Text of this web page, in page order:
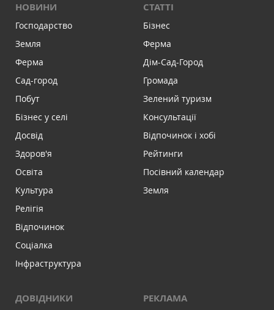
НОВИНИ
Господарство
Земля
Ферма
Сад-город
Побут
Бізнес у селі
Досвід
Здоров'я
Освіта
Культура
Релігія
Відпочинок
Соціалка
Інфраструктура
СТАТТІ
Бізнес
Ферма
Дім-Сад-Город
Громада
Зелений туризм
Консультації
Відпочинок і хобі
Рейтинги
Посівний календар
Земля
ДОВІДНИКИ РЕКЛАМА